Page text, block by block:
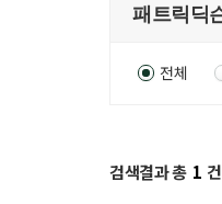
전체
검색결과 총 1 건